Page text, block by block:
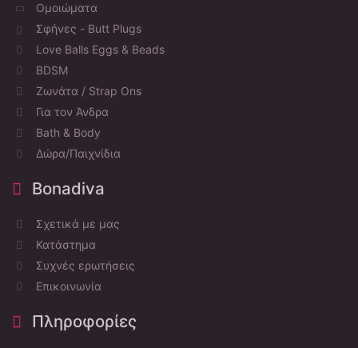
Ομοιώματα
Σφήνες - Butt Plugs
Love Balls Eggs & Beads
BDSM
Ζωνάτα / Strap Ons
Για τον Άνδρα
Bath & Body
Δώρα/Παιχνίδια
Bonadiva
Σχετικά με μας
Κατάστημα
Συχνές ερωτήσεις
Επικοινωνία
Πληροφορίες